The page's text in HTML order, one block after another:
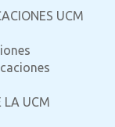
UCM
LA UCM